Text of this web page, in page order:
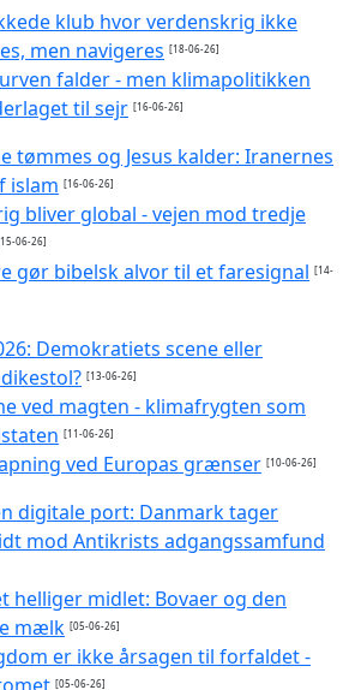
klub hvor verdenskrig ikke
men navigeres [18-06-26]
falder - men klimapolitikken
til sejr [16-06-26]
tømmes og Jesus kalder: Iranernes
islam [16-06-26]
bliver global - vejen mod tredje
06-26]
gør bibelsk alvor til et faresignal [14-
Demokratiets scene eller
[13-06-26]
ved magten - klimafrygten som
[11-06-26]
ved Europas grænser [10-06-26]
digitale port: Danmark tager
mod Antikrists adgangssamfund
helliger midlet: Bovaer og den
mælk [05-06-26]
er ikke årsagen til forfaldet -
[05-06-26]